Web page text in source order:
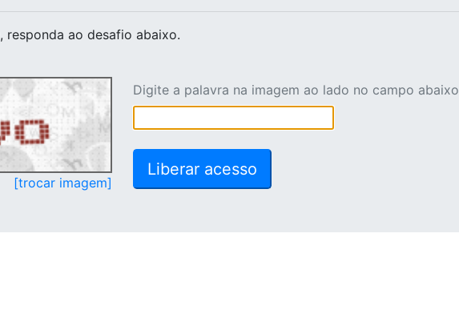
, responda ao desafio abaixo.
[trocar imagem]
Digite a palavra na imagem ao lado no campo abaixo